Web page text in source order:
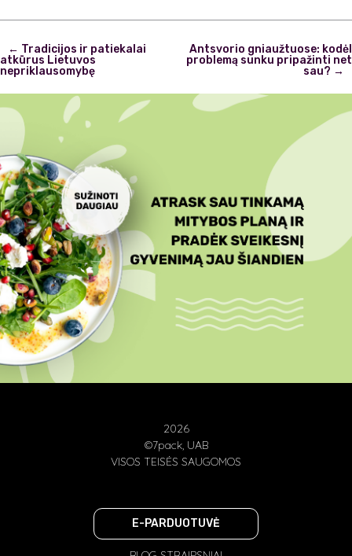
Post
navigation
Antsvorio gniaužtuose: kodėl
problemą sunku pripažinti net
sau? →
← Tradicijos ir patiekalai
atkūrus Lietuvos
nepriklausomybę
2026
©7pack, UAB
VISOS TEISĖS SAUGOMOS
E-PARDUOTUVĖ